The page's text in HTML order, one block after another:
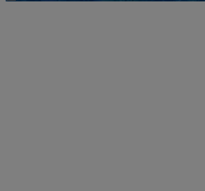
Spill av video